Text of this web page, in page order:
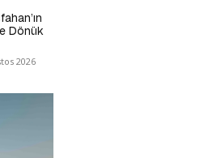
Dönük
2026